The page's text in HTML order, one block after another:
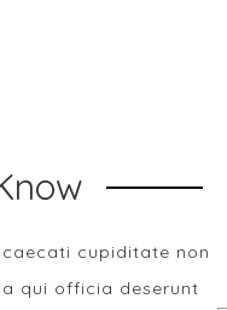
cupiditate non
qui officia deserunt